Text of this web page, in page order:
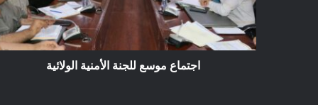
اجتماع موسع للجنة الأمنية الولائية